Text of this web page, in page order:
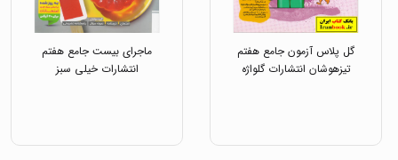
گل پلاس آزمون جامع هفتم
تیزهوشان انتشارات گلواژه
ماجرای بیست جامع هفتم
انتشارات خیلی سبز